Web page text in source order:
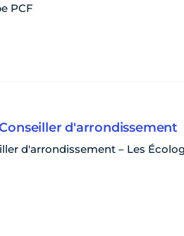
PCF
d'arrondissement
d'arrondissement – Les